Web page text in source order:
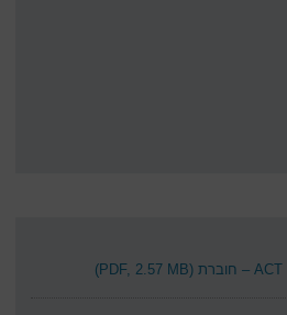
(PDF, 2.57 MB)